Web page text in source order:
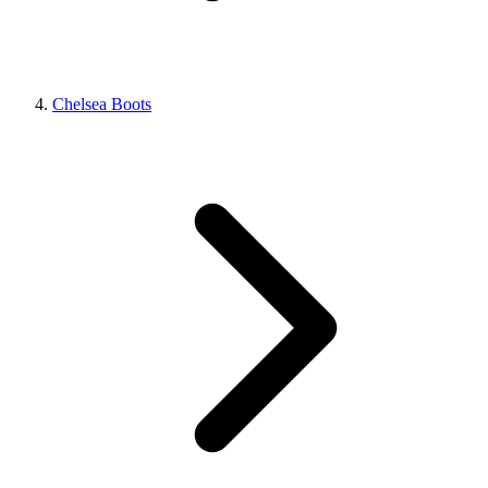
Chelsea Boots